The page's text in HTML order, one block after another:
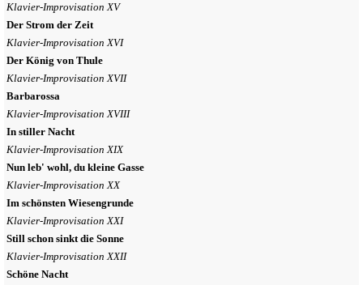
Klavier-Improvisation XV
Der Strom der Zeit
Klavier-Improvisation XVI
Der König von Thule
Klavier-Improvisation XVII
Barbarossa
Klavier-Improvisation XVIII
In stiller Nacht
Klavier-Improvisation XIX
Nun leb' wohl, du kleine Gasse
Klavier-Improvisation XX
Im schönsten Wiesengrunde
Klavier-Improvisation XXI
Still schon sinkt die Sonne
Klavier-Improvisation XXII
Schöne Nacht